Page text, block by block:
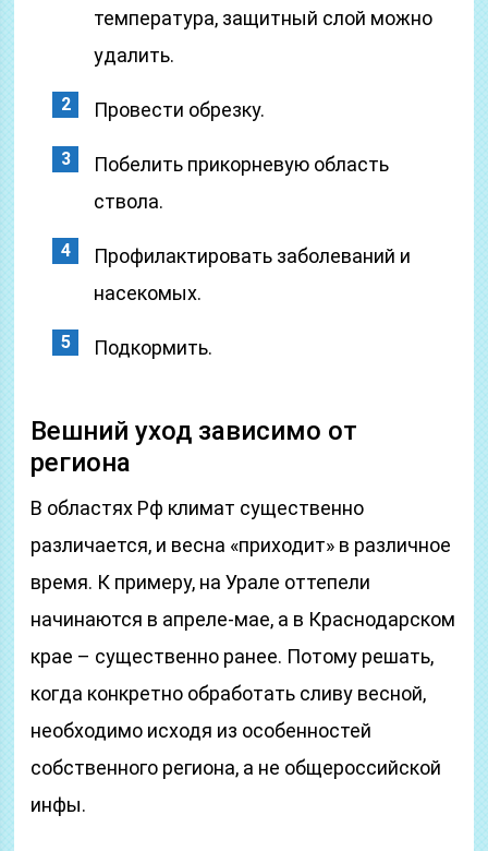
температура, защитный слой можно
удалить.
Провести обрезку.
Побелить прикорневую область
ствола.
Профилактировать заболеваний и
насекомых.
Подкормить.
Вешний уход зависимо от
региона
В областях Рф климат существенно
различается, и весна «приходит» в различное
время. К примеру, на Урале оттепели
начинаются в апреле-мае, а в Краснодарском
крае – существенно ранее. Потому решать,
когда конкретно обработать сливу весной,
необходимо исходя из особенностей
собственного региона, а не общероссийской
инфы.